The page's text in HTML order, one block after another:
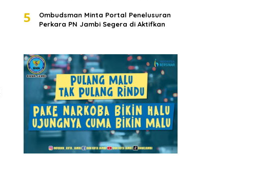
5
Ombudsman Minta Portal Penelusuran
Perkara PN Jambi Segera di Aktifkan